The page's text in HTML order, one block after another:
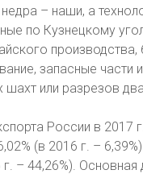
– наши, а
по Кузнецкому
запасные части
шахт или разрезов
России в 2017
(в 2016 г. –
– 44,26%).